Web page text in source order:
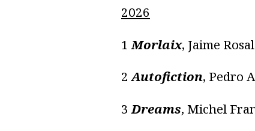
2026
1 Morlaix, Jaime
2 Autofiction, Pedro
3 Dreams, Michel